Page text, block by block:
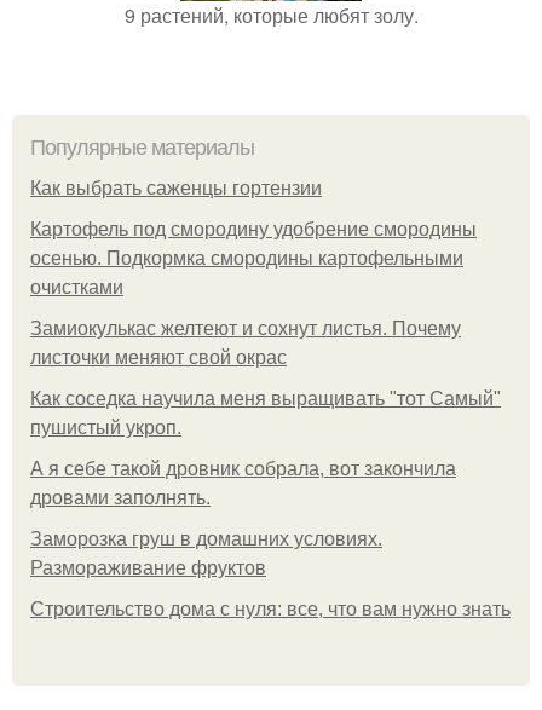
9 растений, которые любят золу.
Популярные материалы
Как выбрать саженцы гортензии
Картофель под смородину удобрение смородины
осенью. Подкормка смородины картофельными
очистками
Замиокулькас желтеют и сохнут листья. Почему
листочки меняют свой окрас
Как соседка научила меня выращивать "тот Самый"
пушистый укроп.
А я себе такой дровник собрала, вот закончила
дровами заполнять.
Заморозка груш в домашних условиях.
Размораживание фруктов
Строительство дома с нуля: все, что вам нужно знать